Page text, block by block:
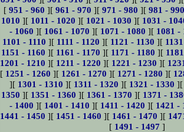
[951 - 960 ][961 - 970 ][971 - 980 ][981 -
1010 ][ 1011 - 1020 ][ 1021 - 1030 ][ 1031 -
- 1060 ][ 1061 - 1070 ][ 1071 - 1080 ][ 1081 -
1101 - 1110 ][ 1111 - 1120 ][ 1121 - 1130 ][
1151 - 1160 ][ 1161 - 1170 ][ 1171 - 1180 ][
1201 - 1210 ][ 1211 - 1220 ][ 1221 - 1230 ][
[ 1251 - 1260 ][ 1261 - 1270 ][ 1271 - 1280 ][
][ 1301 - 1310 ][ 1311 - 1320 ][ 1321 - 1330
1350 ][ 1351 - 1360 ][ 1361 - 1370 ][ 1371 -
- 1400 ][ 1401 - 1410 ][ 1411 - 1420 ][ 1421 -
1441 - 1450 ][ 1451 - 1460 ][ 1461 - 1470 ][
[ 1491 - 1497 ]